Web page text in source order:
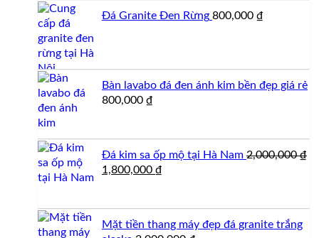
Đá Granite Đen Rừng 800,000 ₫
Bàn lavabo đá đen ánh kim bền đẹp giá rẻ
800,000 ₫
Đá kim sa ốp mộ tại Hà Nam 2,000,000₫
Giá
1,800,000 ₫
1,800,000 ₫.
Mặt tiền thang máy đẹp đá granite trắng